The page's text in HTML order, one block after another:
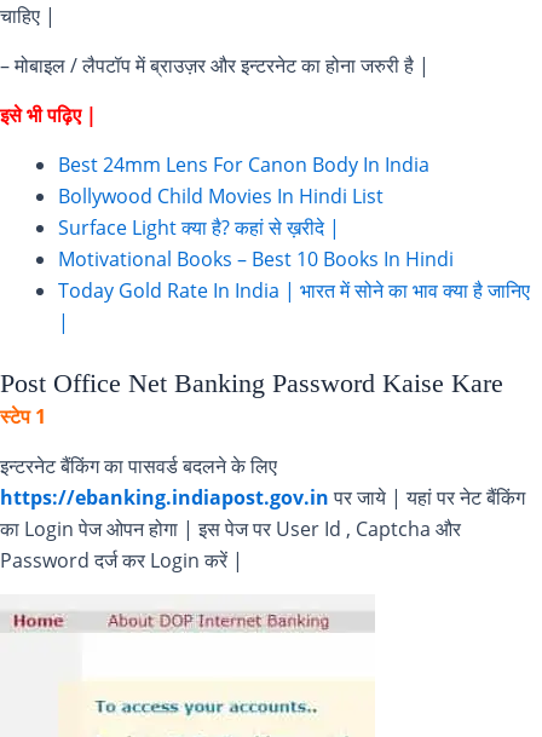
चाहिए |
– मोबाइल / लैपटॉप में ब्राउज़र और इन्टरनेट का होना जरुरी है |
इसे भी पढ़िए |
Best 24mm Lens For Canon Body In India
Bollywood Child Movies In Hindi List
Surface Light क्या है? कहां से ख़रीदे |
Motivational Books – Best 10 Books In Hindi
Today Gold Rate In India | भारत में सोने का भाव क्या है जानिए
|
Post Office Net Banking Password Kaise Kare
स्टेप 1
इन्टरनेट बैंकिंग का पासवर्ड बदलने के लिए
https://ebanking.indiapost.gov.inपर जाये | यहां पर नेट बैंकिंग
का Login पेज ओपन होगा | इस पेज पर User Id , Captcha और
Password दर्ज कर Login करें |